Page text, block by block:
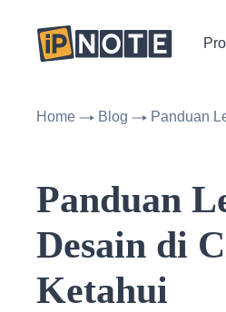
Home Blog Panduan
Panduan
Desain di
Ketahui